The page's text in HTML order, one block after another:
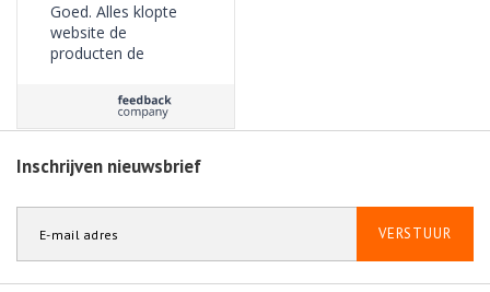
Goed. Alles klopte
website de
producten de
problemen ervaren.
Inschrijven nieuwsbrief
VERSTUUR